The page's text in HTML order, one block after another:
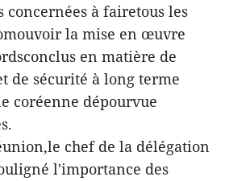
concernées à fairetous les
la mise en œuvre
en matière de
de sécurité à long terme
coréenne dépourvue
chef de la délégation
l'importance des